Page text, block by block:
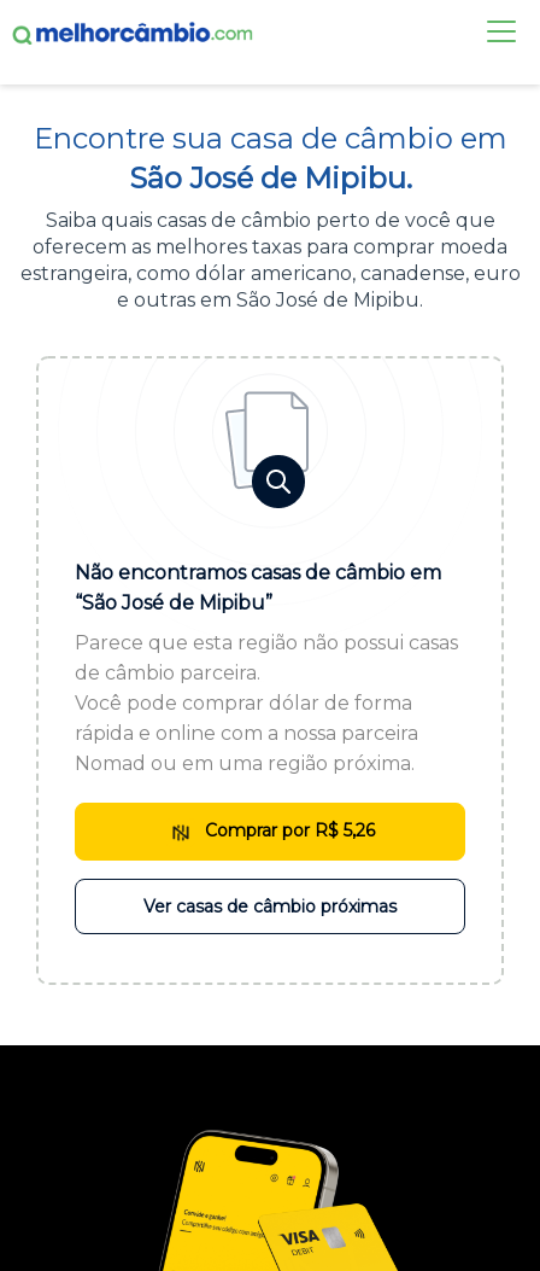
CASAS DE CÂMBIO
DÓLAR HOJE
ALERTA DE CÂMBIO
Acesse sua conta:
BROKER DE OFERTAS
ou cadastre-se se ainda não tem registro:
CADASTRE-SE
Encontre sua casa de câmbio em
São José de Mipibu.
Saiba quais casas de câmbio perto de você que
oferecem as melhores taxas para comprar moeda
estrangeira, como dólar americano, canadense, euro
e outras em São José de Mipibu.
Não encontramos casas de câmbio em
“São José de Mipibu”
Parece que esta região não possui casas
de câmbio parceira.
Você pode comprar dólar de forma
rápida e online com a nossa parceira
Nomad ou em uma região próxima.
Comprar por R$ 5,26
Ver casas de câmbio próximas